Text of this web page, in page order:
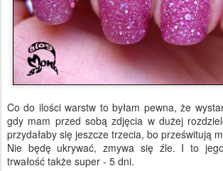
Co do ilości warstw to byłam pewna, że
gdy mam przed sobą zdjęcia w dużej
przydałaby się jeszcze trzecia, bo prześwitują
Nie będę ukrywać, zmywa się źle. I to
trwałość także super - 5 dni.